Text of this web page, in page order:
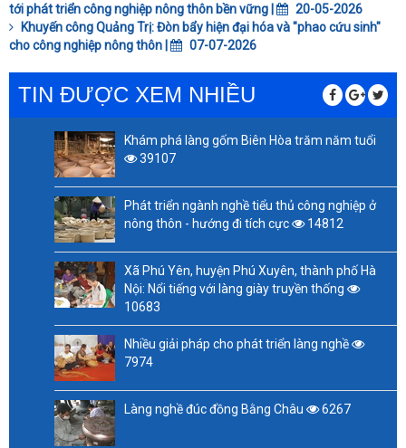
tới phát triển công nghiệp nông thôn bền vững |
20-05-2026
Khuyến công Quảng Trị: Đòn bẩy hiện đại hóa và "phao cứu sinh"
cho công nghiệp nông thôn |
07-07-2026
TIN ĐƯỢC XEM NHIỀU
Khám phá làng gốm Biên Hòa trăm năm tuổi
39107
Phát triển ngành nghề tiểu thủ công nghiệp ở
nông thôn - hướng đi tích cực
14812
Xã Phú Yên, huyện Phú Xuyên, thành phố Hà
Nội: Nổi tiếng với làng giày truyền thống
10683
Nhiều giải pháp cho phát triển làng nghề
7974
Làng nghề đúc đồng Bằng Châu 6267